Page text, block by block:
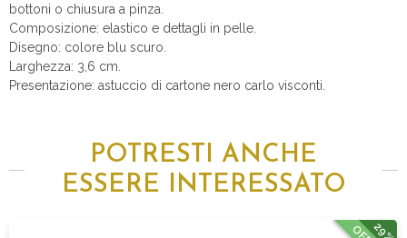
bottoni o chiusura a pinza.
Composizione: elastico e dettagli in pelle.
Disegno: colore blu scuro.
Larghezza: 3,6 cm.
Presentazione: astuccio di cartone nero carlo visconti.
POTRESTI ANCHE
ESSERE INTERESSATO
29%